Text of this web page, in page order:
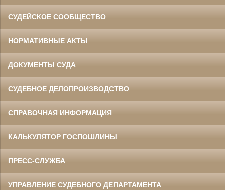
СУДЕЙСКОЕ СООБЩЕСТВО
НОРМАТИВНЫЕ АКТЫ
ДОКУМЕНТЫ СУДА
СУДЕБНОЕ ДЕЛОПРОИЗВОДСТВО
СПРАВОЧНАЯ ИНФОРМАЦИЯ
КАЛЬКУЛЯТОР ГОСПОШЛИНЫ
ПРЕСС-СЛУЖБА
УПРАВЛЕНИЕ СУДЕБНОГО ДЕПАРТАМЕНТА